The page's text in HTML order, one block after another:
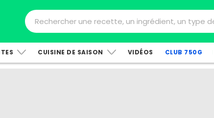
CUISINE DE SAISON VIDÉOS CLUB 750G